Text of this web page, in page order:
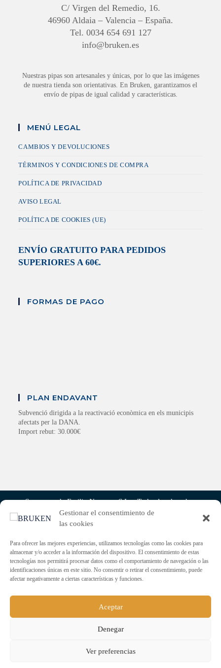
Gestionar el consentimiento de
las cookies
Para ofrecer las mejores experiencias, utilizamos tecnologías como las cookies para
almacenar y/o acceder a la información del dispositivo. El consentimiento de estas
tecnologías nos permitirá procesar datos como el comportamiento de navegación o las
identificaciones únicas en este sitio. No consentir o retirar el consentimiento, puede
afectar negativamente a ciertas características y funciones.
Aceptar
Denegar
Ver preferencias
C/ Virgen del Remedio, 16.
46960 Aldaia – Valencia – España.
Tel. 0034 654 691 127
info@bruken.es
Nuestras pipas son artesanales y únicas, por lo que las imágenes
de nuestra tienda son orientativas. En Bruken, garantizamos el
envío de pipas de igual calidad y características.
MENÚ LEGAL
CAMBIOS Y DEVOLUCIONES
TÉRMINOS Y CONDICIONES DE COMPRA
POLÍTICA DE PRIVACIDAD
AVISO LEGAL
POLÍTICA DE COOKIES (UE)
ENVÍO GRATUITO PARA PEDIDOS
SUPERIORES A 60€.
FORMAS DE PAGO
PLAN ENDAVANT
Subvenció dirigida a la reactivació econòmica en els municipis
afectats per la DANA.
Import rebut: 30.000€
Sucesores de Emilio Navarro, S.L. - Todos los derechos
reservados.